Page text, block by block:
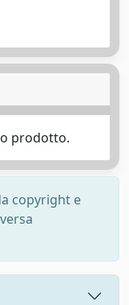
prodotto.
copyright e